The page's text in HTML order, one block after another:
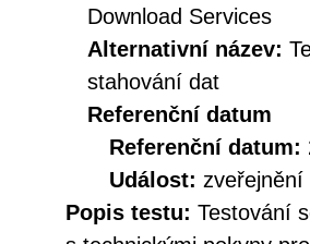
Download Services
Alternativní název:
stahování dat
Referenční datum
Referenční datum:
Událost: zveřejnění
Popis testu: Testování